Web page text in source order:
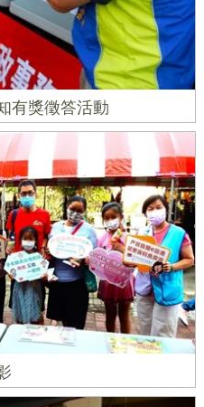
有獎徵答活動